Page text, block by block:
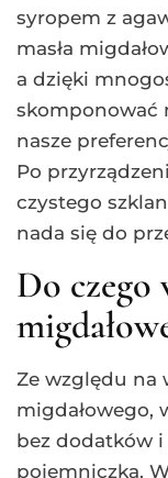
syropem z
masła
a dzięki
skomponować
nasze
Po
czystego
nada się do
Do czego
Ze względu na
migdałowego,
bez dodatków
pojemniczka.